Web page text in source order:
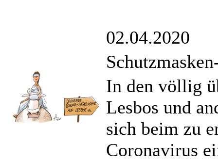
02.04.2020
In den völlig
Lesbos und
sich beim zu
Coronavirus